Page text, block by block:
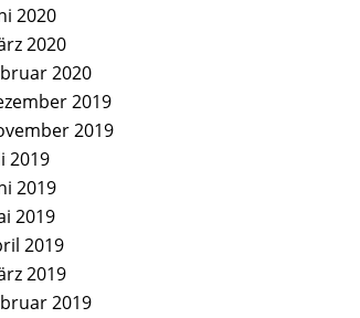
2020
2020
2020
2019
2019
2019
2019
2019
2019
2019
2019